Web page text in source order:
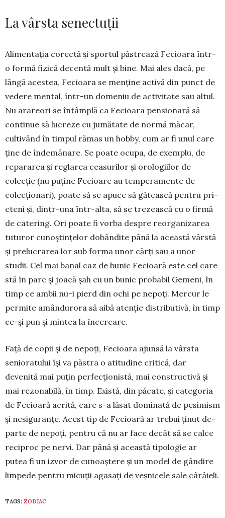
La vârsta senectuții
Alimentația corectă și sportul păstrează Fe­cioara într-
o formă fizică decentă mult și bine. Mai ales dacă, pe
lângă acestea, Fecioara se men­ține activă din punct de
vedere mental, într-un do­meniu de activitate sau altul.
Nu arareori se întâm­plă ca Fecioara pensionară să
continue să lucreze cu jumătate de normă măcar,
cultivând în timpul rămas un hobby, cum ar fi unul care
ține de înde­mâ­nare. Se poate ocupa, de exemplu, de
repararea și reglarea ceasurilor și orologiilor de
colecție (nu pu­ține Fecioare au temperamente de
colecțio­nari), poate să se apuce să gătească pentru pri­
eteni și, dintr-una într-alta, să se trezească cu o firmă
de catering. Ori poate fi vorba despre re­orga­ni­zarea
tuturor cunoștințelor dobândite până la această vârstă
și prelucrarea lor sub forma unor cărți sau a unor
studii. Cel mai banal caz de bu­nic Fecioară este cel care
stă în parc și joa­că șah cu un bunic probabil Gemeni, în
timp ce ambii nu-i pierd din ochi pe nepoți. Mercur le
per­mite amân­durora să aibă atenție dis­tri­butivă, în timp
ce-și pun și mintea la încercare.
Față de copii și de nepoți, Fecioara ajunsă la vârsta
senioratului își va păstra o atitudine critică, dar
devenită mai puțin perfecționistă, mai constructivă și
mai rezonabilă, în timp. Există, din păcate, și categoria
de Fecioară acrită, care s-a lăsat dominată de pesimism
și ne­­si­guranțe. Acest tip de Fecioară ar trebui ți­nut de­
parte de nepoți, pentru că nu ar face decât să se cal­ce
reciproc pe nervi. Dar până și aceas­tă tipolo­gie ar
putea fi un izvor de cunoaș­tere și un model de gândire
limpede pentru micuții agasați de veșnicele sale cârâieli.
TAGS: ZODIAC